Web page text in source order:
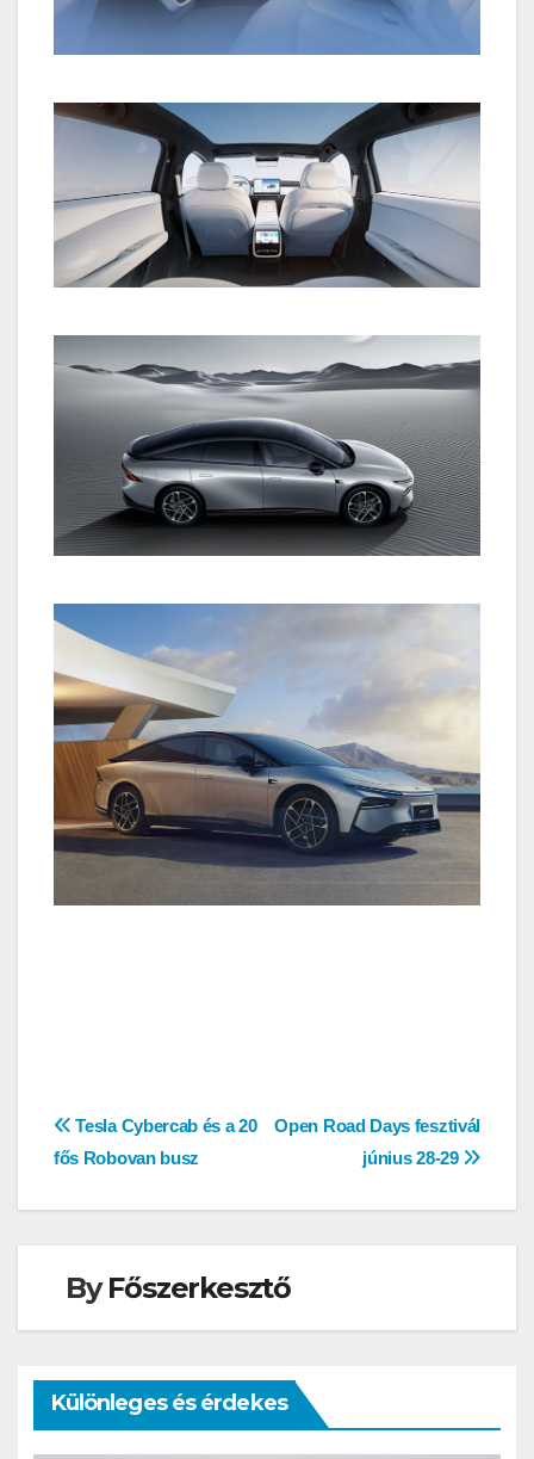
Bejegyzés
Open Road Days fesztivál
június 28-29
Tesla Cybercab és a 20
fős Robovan busz
ByFőszerkesztő
Különleges és érdekes